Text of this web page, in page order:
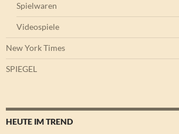
Spielwaren
Videospiele
New York Times
SPIEGEL
HEUTE IM TREND